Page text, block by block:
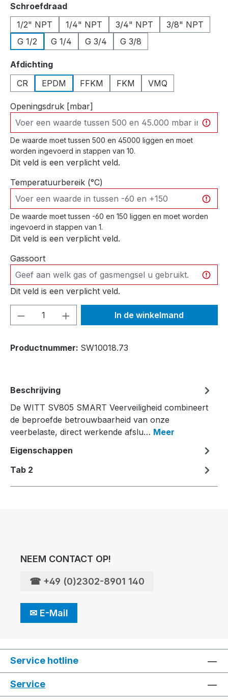
Selecteer
Schroefdraad
1/2" NPT
1/4" NPT 3/4" NPT
3/8" NPT
G 1/2
G 1/4 G 3/4 G 3/8
Selecteer
Afdichting
CR
EPDM FFKM FKM VMQ
Openingsdruk [mbar]
De waarde moet tussen 500 en 45000 liggen en moet
worden ingevoerd in stappen van 10.
Dit veld is een verplicht veld.
Temperatuurbereik (°C)
De waarde moet tussen -60 en 150 liggen en moet worden
ingevoerd in stappen van 1.
Dit veld is een verplicht veld.
Gassoort
Dit veld is een verplicht veld.
Producthoeveelheid: Voer de
In de winkelmand
Productnummer: SW10018.73
Beschrijving
De WITT SV805 SMART Veerveiligheid combineert
de beproefde betrouwbaarheid van onze
veerbelaste, direct werkende afslu… Meer
Eigenschappen
Tab 2
NEEM CONTACT OP!
☎ +49 (0)2302-8901 140
✉ E-Mail
Service hotline
Service